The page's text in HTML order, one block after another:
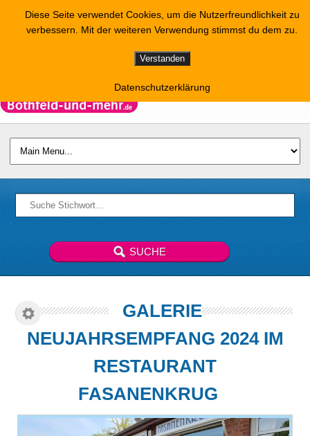
GALERIE
NEUJAHRSEMPFANG 2024 IM
RESTAURANT
FASANENKRUG
Diese Seite verwendet Cookies, um die Nutzerfreundlichkeit zu
verbessern. Mit der weiteren Verwendung stimmst du dem zu.
Verstanden
Datenschutzerklärung